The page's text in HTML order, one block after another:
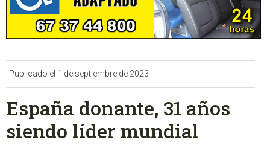
Publicado el 1 de septiembre de 2023
España donante, 31 años
siendo líder mundial